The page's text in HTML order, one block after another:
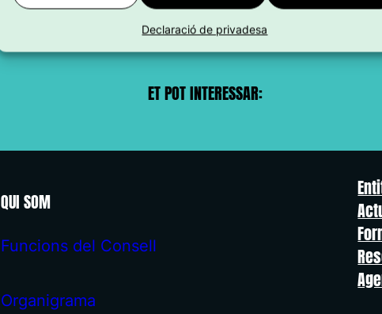
Declaració de privadesa
ET POT INTERESSAR:
QUI SOM
Funcions del Consell
Organigrama